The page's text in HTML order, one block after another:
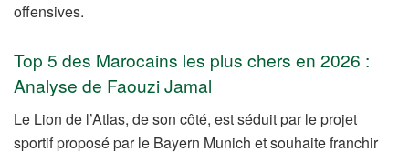
offensives.
Top 5 des Marocains les plus chers en 2026 :
Analyse de Faouzi Jamal
Le Lion de l’Atlas, de son côté, est séduit par le projet
sportif proposé par le Bayern Munich et souhaite franchir